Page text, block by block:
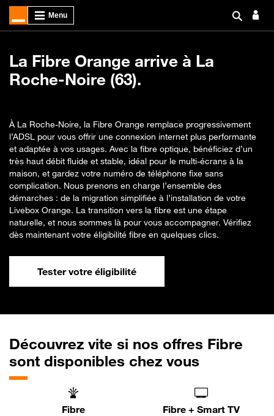
La Fibre Orange arrive à La
Roche-Noire (63).
À La Roche-Noire, la Fibre Orange remplace progressivement
l’ADSL pour vous offrir une connexion internet plus performante
et adaptée à vos usages. Avec la fibre optique, bénéficiez d’un
très haut débit fluide et stable, idéal pour le multi-écrans à la
maison, et gardez votre numéro de téléphone fixe sans
complication. Nous prenons en charge l’ensemble des
démarches : de la migration simplifiée à l’installation de votre
Livebox Orange. La transition vers la fibre est une étape
naturelle, et nous sommes là pour vous accompagner. Vérifiez
dès maintenant votre éligibilité fibre en quelques clics.
Tester votre éligibilité
Découvrez vite si nos offres Fibre
sont disponibles chez vous
Fibre Fibre + Smart TV